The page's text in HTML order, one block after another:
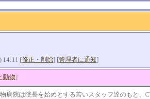
14:11 [修正・削除] [管理者に通知]
動物]
病院は院長を始めとする若いスタッフ達のもと、